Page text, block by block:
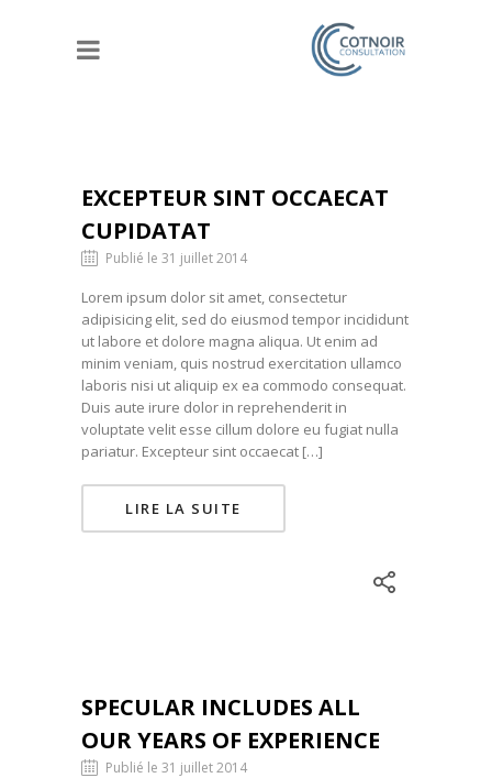
EXCEPTEUR SINT OCCAECAT
CUPIDATAT
Publié le 31 juillet 2014
Lorem ipsum dolor sit amet, consectetur
adipisicing elit, sed do eiusmod tempor incididunt
ut labore et dolore magna aliqua. Ut enim ad
minim veniam, quis nostrud exercitation ullamco
laboris nisi ut aliquip ex ea commodo consequat.
Duis aute irure dolor in reprehenderit in
voluptate velit esse cillum dolore eu fugiat nulla
pariatur. Excepteur sint occaecat […]
LIRE LA SUITE
SPECULAR INCLUDES ALL
OUR YEARS OF EXPERIENCE
Publié le 31 juillet 2014